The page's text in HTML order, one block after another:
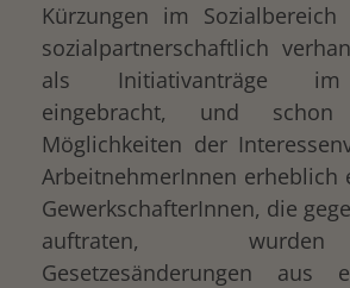
Kürzungen im
sozialpartnerschaftlich
als Initiativanträge im
eingebracht, und
Möglichkeiten der
ArbeitnehmerInnen erheblich
GewerkschafterInnen, die
auftraten,
Gesetzesänderungen aus